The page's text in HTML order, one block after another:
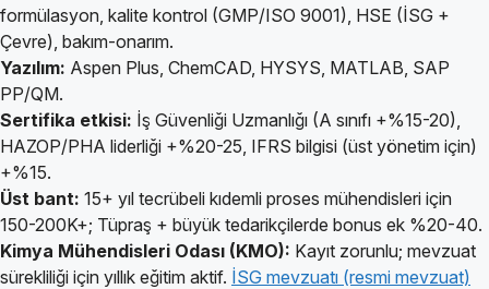
formülasyon, kalite kontrol (GMP/ISO 9001), HSE (İSG +
Çevre), bakım-onarım.
Yazılım: Aspen Plus, ChemCAD, HYSYS, MATLAB, SAP
PP/QM.
Sertifika etkisi: İş Güvenliği Uzmanlığı (A sınıfı +%15-20),
HAZOP/PHA liderliği +%20-25, IFRS bilgisi (üst yönetim için)
+%15.
Üst bant: 15+ yıl tecrübeli kıdemli proses mühendisleri için
150-200K+; Tüpraş + büyük tedarikçilerde bonus ek %20-40.
Kimya Mühendisleri Odası (KMO): Kayıt zorunlu; mevzuat
sürekliliği için yıllık eğitim aktif. İSG mevzuatı (resmi mevzuat)